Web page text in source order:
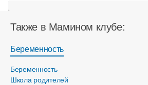
Также в Мамином клубе:
Беременность
Беременность
Школа родителей